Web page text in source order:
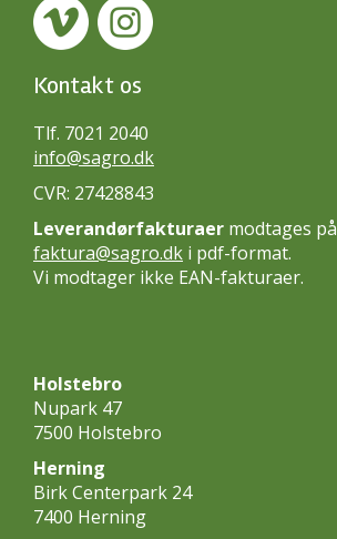
Kontakt os
Tlf. 7021 2040
info@sagro.dk
CVR: 27428843
Leverandørfakturaer modtages på
faktura@sagro.dk i pdf-format.
Vi modtager ikke EAN-fakturaer.
Holstebro
Nupark 47
7500 Holstebro
Herning
Birk Centerpark 24
7400 Herning